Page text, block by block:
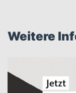
Weitere